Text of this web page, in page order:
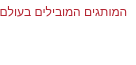
המותגים המובילים בעולם